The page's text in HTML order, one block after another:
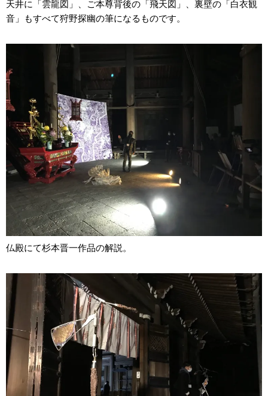
天井に「雲龍図」、ご本尊背後の「飛天図」、裏壁の「白衣観
音」もすべて狩野探幽の筆になるものです。
仏殿にて杉本晋一作品の解説。